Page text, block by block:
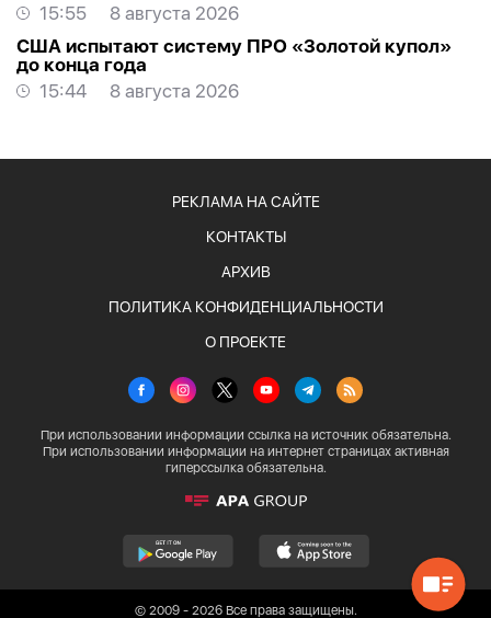
15:55
8 августа 2026
США испытают систему ПРО «Золотой купол»
до конца года
15:44
8 августа 2026
РЕКЛАМА НА САЙТЕ
КОНТАКТЫ
АРХИВ
ПОЛИТИКА КОНФИДЕНЦИАЛЬНОСТИ
О ПРОЕКТЕ
При использовании информации ссылка на источник обязательна.
При использовании информации на интернет страницах активная
гиперссылка обязательна.
© 2009 - 2026 Все права защищены.